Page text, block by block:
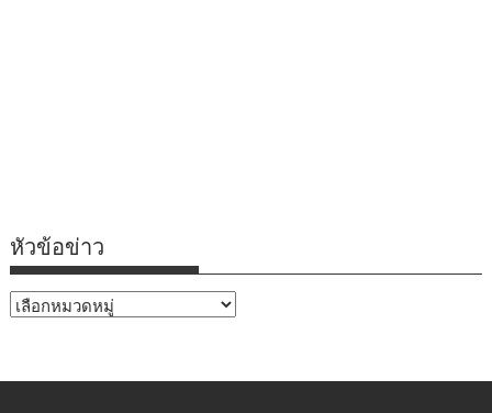
หัวข้อข่าว
หัวข้อ